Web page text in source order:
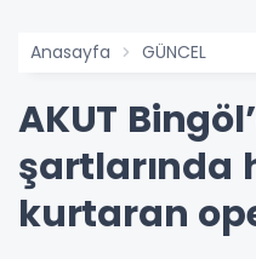
Anasayfa GÜNCEL
AKUT
şartlarında
kurtaran